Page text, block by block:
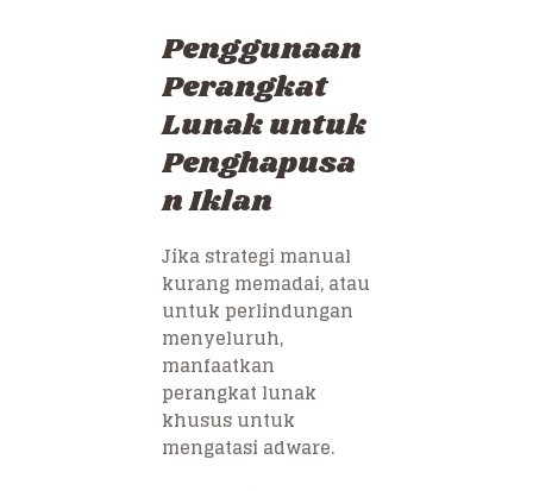
Penggunaan
Perangkat
Lunak untuk
Penghapusa
n Iklan
Jika strategi manual
kurang memadai, atau
untuk perlindungan
menyeluruh,
manfaatkan
perangkat lunak
khusus untuk
mengatasi adware.